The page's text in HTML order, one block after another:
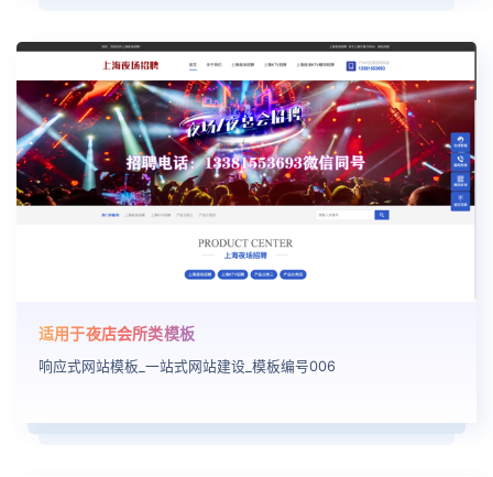
适用于夜店会所类模板
响应式网站模板_一站式网站建设_模板编号006